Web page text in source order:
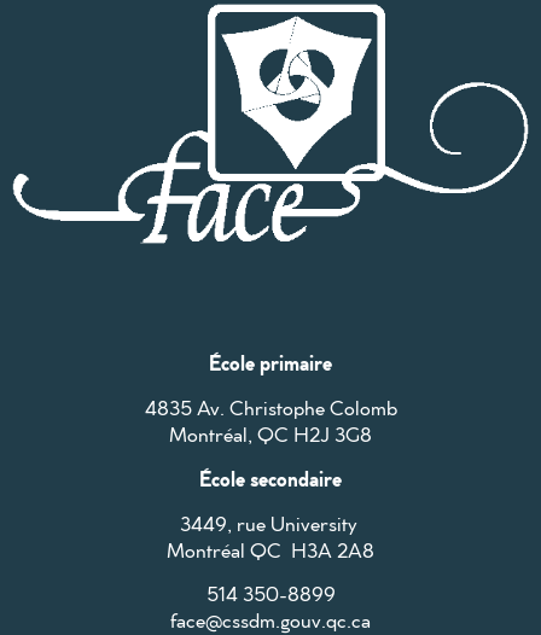
École primaire
4835 Av. Christophe Colomb
Montréal, QC H2J 3G8
École secondaire
3449, rue University
Montréal QC H3A 2A8
514 350-8899
face@cssdm.gouv.qc.ca